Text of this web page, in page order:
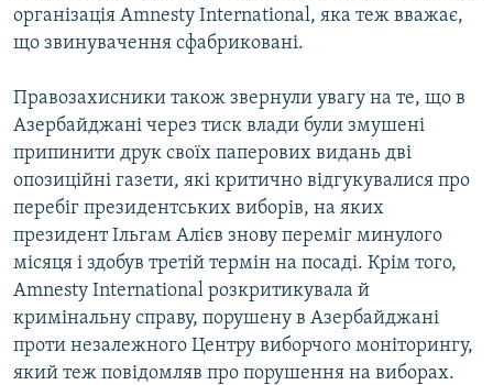
Усі сайти RFE/RL
організація Amnesty International, яка теж вважає,
що звинувачення сфабриковані.
Правозахисники також звернули увагу на те, що в
Азербайджані через тиск влади були змушені
припинити друк своїх паперових видань дві
опозиційні газети, які критично відгукувалися про
перебіг президентських виборів, на яких
президент Ільгам Алієв знову переміг минулого
місяця і здобув третій термін на посаді. Крім того,
Amnesty International розкритикувала й
кримінальну справу, порушену в Азербайджані
проти незалежного Центру виборчого моніторингу,
який теж повідомляв про порушення на виборах.